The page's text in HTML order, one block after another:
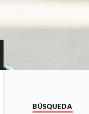
BÚSQUEDA